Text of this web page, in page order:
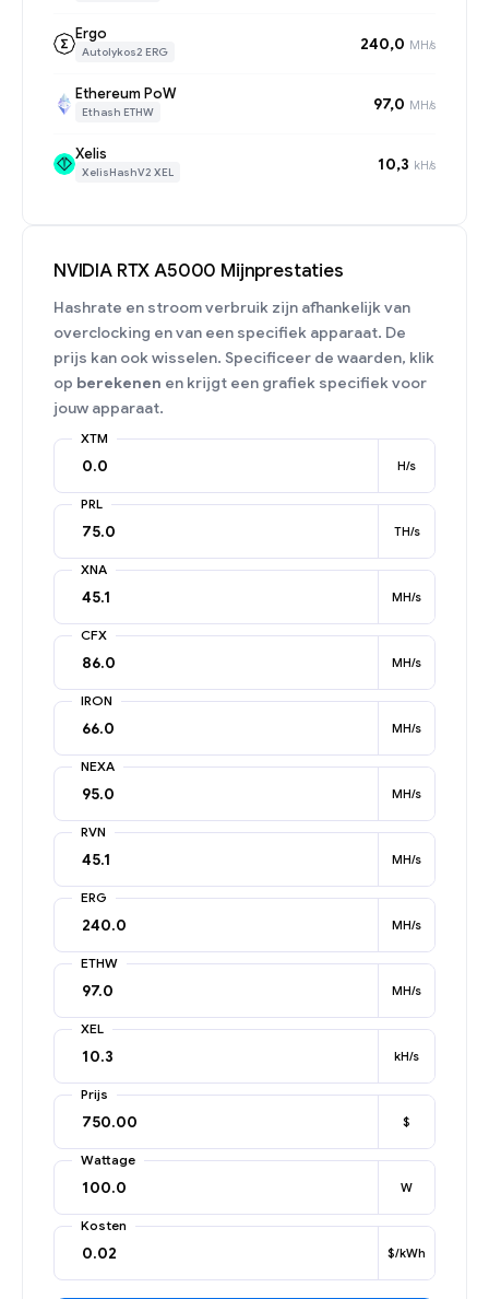
Ergo
Autolykos2 ERG 240,0 MH/s
Ethereum PoW
Ethash ETHW 97,0 MH/s
Xelis
XelisHashV2 XEL 10,3 kH/s
NVIDIA RTX A5000 Mijnprestaties
Hashrate en stroom verbruik zijn afhankelijk van
overclocking en van een specifiek apparaat. De
prijs kan ook wisselen. Specificeer de waarden, klik
op berekenen en krijgt een grafiek specifiek voor
jouw apparaat.
XTM
H/s
PRL
TH/s
XNA
MH/s
CFX
MH/s
IRON
MH/s
NEXA
MH/s
RVN
MH/s
ERG
MH/s
ETHW
MH/s
XEL
kH/s
Prijs
$
Wattage
W
Kosten
$/kWh